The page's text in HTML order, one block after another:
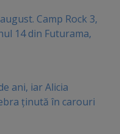
Camp Rock 3,
14 din Futurama,
ani, iar Alicia
ținută în carouri